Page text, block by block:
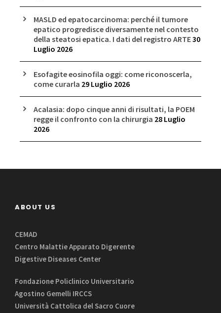
MASLD ed epatocarcinoma: perché il tumore
epatico progredisce diversamente nel contesto
della steatosi epatica. I dati del registro ARTE30
Luglio 2026
Esofagite eosinofila oggi: come riconoscerla,
come curarla 29 Luglio 2026
Acalasia: dopo cinque anni di risultati, la POEM
regge il confronto con la chirurgia 28 Luglio
2026
ABOUT US
CEMAD
Centro Malattie Apparato Digerente
Digestive Diseases Center
Fondazione Policlinico Universitario
Agostino Gemelli IRCCS
Università Cattolica del Sacro Cuore